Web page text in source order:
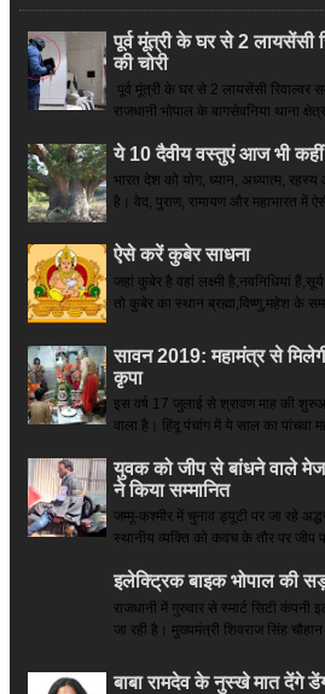
पूर्व मूंत्री के घर से 2 लायसेंसी
की चोरी
पूर्व मूंत्री के घर से 2 लायसेंसी रिवाल्वर
राजधानी भोपाल के बागसेवनिया थाना
ये 10 दैवीय वस्तुएं आज भी कहीं
भारत देश को योग, ध्यान, अध्यात्म, रहस्य
है। वेद, पुराण, रामायण और महाभारत में
ऐसे करें कुबेर साधना
जहां कुबेर है­ वहां लक्ष्मी है,नवनिधियां
तो कुबेर का स्थान ब्रह्मा,विष्णु,महेश के
सावन 2019: महामंत्र से
कृपा
इस वर्ष 17 जुलाई से श्रावण माह की
वाला है। हिंदू पंचांग में ये साल का पांचवा
युवक को जीप से बांधने वाले
ने किया सम्‍मानित
जम्मू-कश्मीर में चुनाव ड्यूटी पर जा रहे
स्थानीय व्यक्ति को कवच के तौर पर जीप
इलेक्ट्रिक बाइक भोपाल की
राजधानी में गुरुवार से स्मार्ट सिटी
जा रही है। मुख्यमंत्री शिवराज सिंह चौहान
बाबा रामदेव के नुस्खे मात देंगे